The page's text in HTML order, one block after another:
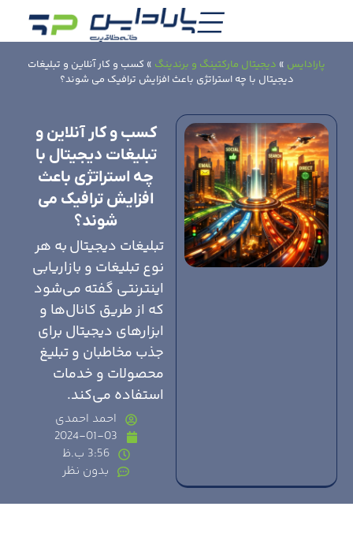
پارادایس » دیجیتال مارکتینگ و برندینگ » کسب و کار آنلاین و تبلیغات
دیجیتال با چه استراتژی باعث افزایش ترافیک می شوند؟
کسب و کار آنلاین و
تبلیغات دیجیتال با
چه استراتژی باعث
افزایش ترافیک می
شوند؟
تبلیغات دیجیتال به هر
نوع تبلیغات و بازاریابی
اینترنتی گفته می‌شود
که از طریق کانال‌ها و
ابزارهای دیجیتال برای
جذب مخاطبان و تبلیغ
محصولات و خدمات
استفاده می‌کند.
احمد احمدی
2024-01-03
3:56 ب.ظ
بدون نظر